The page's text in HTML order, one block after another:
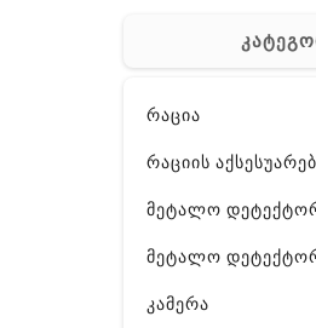
რაცია
რაციის
მეტალო
მეტალო
კამერა